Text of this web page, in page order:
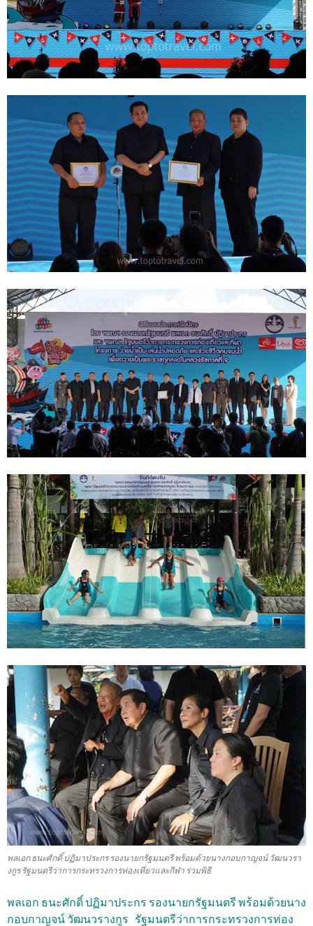
พลเอก ธนะศักดิ์ ปฏิมาประกร รองนายกรัฐมนตรี พร้อมด้วยนางกอบกาญจน์ วัฒนวรา
งกูร รัฐมนตรีว่าการกระทรวงการท่องเที่ยวและกีฬา ร่วมพิธี
พลเอก ธนะศักดิ์ ปฏิมาประกร รองนายกรัฐมนตรี พร้อมด้วยนาง
กอบกาญจน์ วัฒนวรางกูร รัฐมนตรีว่าการกระทรวงการท่อง